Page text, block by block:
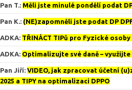
Pan T.: Měli jste minulé pondělí podat
Pan K.: (NE)zapomněli jste podat DP
ADKA: TŘINÁCT TIPů pro Fyzické
ADKA: Optimalizujte své daně – využijte
Pan Jiří: VIDEO, jak zpracovat účetní
2025 a TIPY na optimalizaci DPPO